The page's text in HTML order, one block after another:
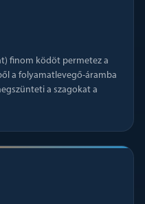
finom ködöt permetez a
a folyamatlevegő-áramba
a szagokat a